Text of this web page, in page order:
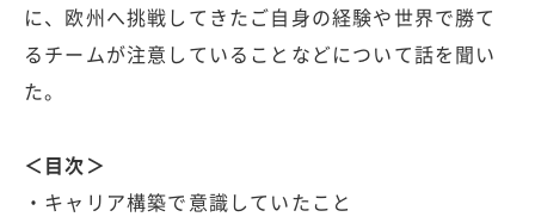
に、欧州へ挑戦してきたご自身の経験や世界で勝て
るチームが注意していることなどについて話を聞い
た。
＜目次＞
・キャリア構築で意識していたこと